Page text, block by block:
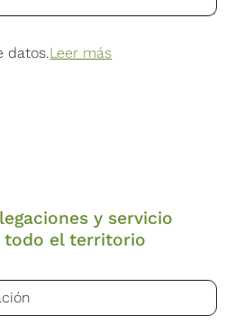
datos.Leer más
y servicio
todo el territorio